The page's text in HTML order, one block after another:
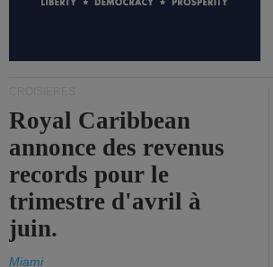
Royal Caribbean
annonce des revenus
records pour le
trimestre d'avril à
juin.
Miami